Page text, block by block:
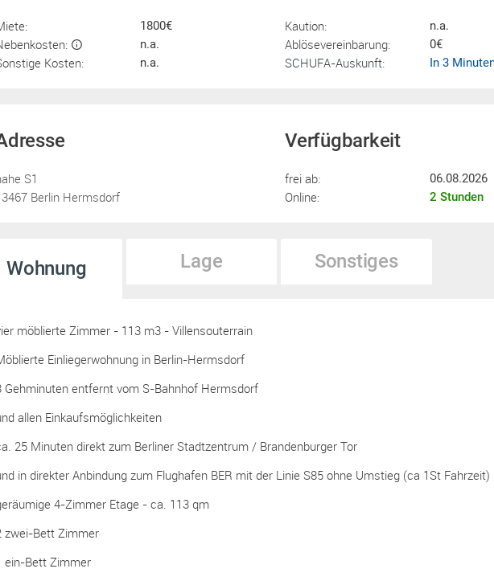
1800€
n.a.
Kosten: n.a.
Kaution: n.a.
Ablösevereinbarung: 0€
SCHUFA-Auskunft: In 3
S1
Berlin Hermsdorf
Verfügbarkeit
frei ab: 06.08.2026
Online: 2 Stunden
Wohnung Lage Sonstiges
möblierte Zimmer - 113 m3 - Villensouterrain
Einliegerwohnung in Berlin-Hermsdorf
Gehminuten entfernt vom S-Bahnhof Hermsdorf
allen Einkaufsmöglichkeiten
25 Minuten direkt zum Berliner Stadtzentrum / Brandenburger Tor
in direkter Anbindung zum Flughafen BER mit der Linie S85 ohne Umstieg (ca 1St Fahrzeit)
4-Zimmer Etage - ca. 113 qm
zwei-Bett Zimmer
ein-Bett Zimmer